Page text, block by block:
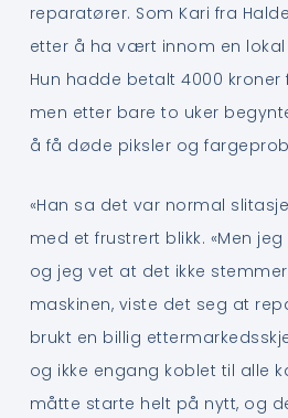
reparatører. Som Kari fra
etter å ha vært innom en lokal
Hun hadde betalt 4000 kroner
men etter bare to uker
å få døde piksler og
«Han sa det var normal
med et frustrert blikk. «Men
og jeg vet at det ikke
maskinen, viste det seg at
brukt en billig
og ikke engang koblet til alle
måtte starte helt på nytt, og